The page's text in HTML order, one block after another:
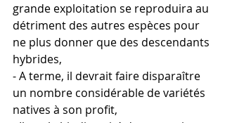
grande exploitation se reproduira au
détriment des autres espèces pour
ne plus donner que des descendants
hybrides,
- A terme, il devrait faire disparaître
un nombre considérable de variétés
natives à son profit,